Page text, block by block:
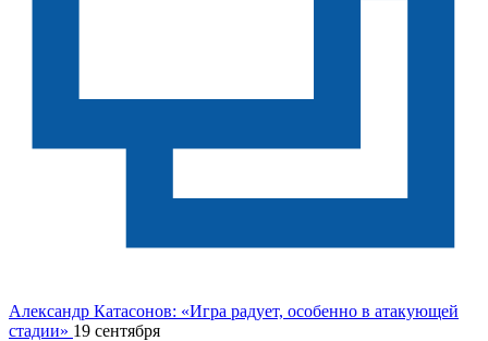
Александр Катасонов: «Игра радует, особенно в атакующей
стадии» 19 сентября